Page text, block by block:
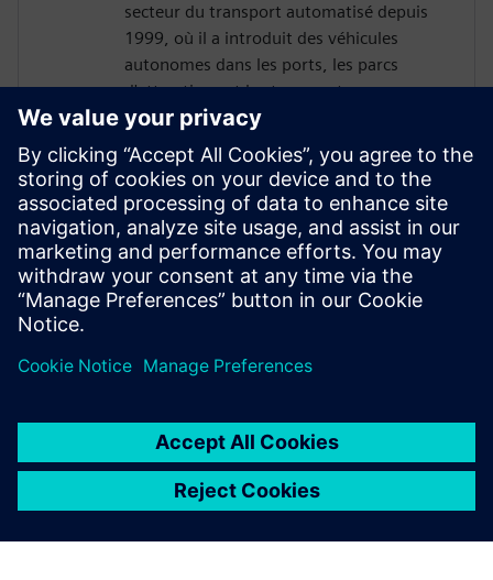
secteur du transport automatisé depuis
1999, où il a introduit des véhicules
autonomes dans les ports, les parcs
d'attractions et les transports en commun.
Chez 2getthere, il a été notamment
responsable de la mise en place de
navettes autonomes à Masdar City (Abu
Dhabi), au Business Park Rivium (Pays-
Bas) et à l'aéroport de Bruxelles
(Belgique). Robbert est titulaire d'une
maîtrise de l'université commerciale de
Nyenrode, aux Pays-Bas.